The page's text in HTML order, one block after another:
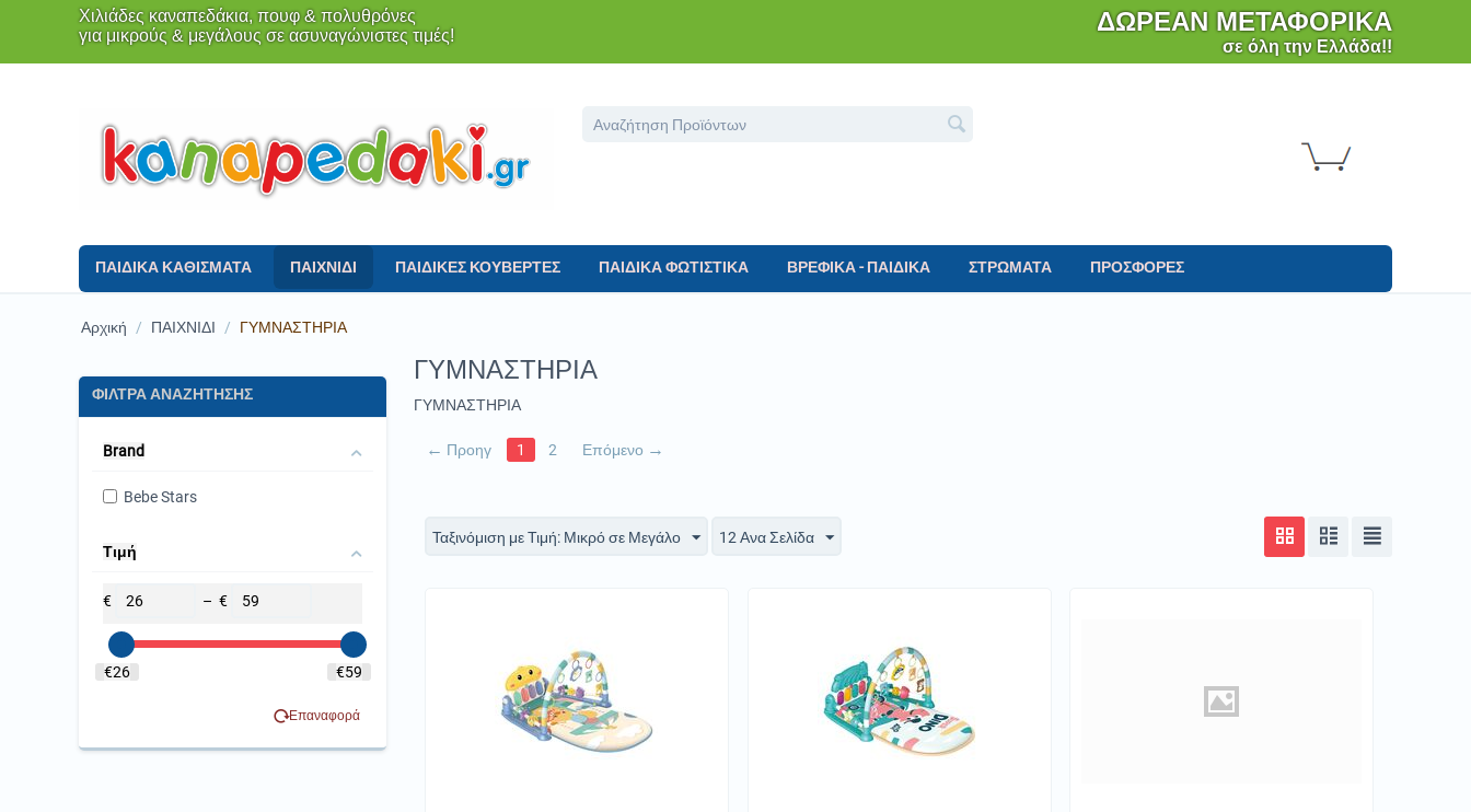
Χιλιάδες καναπεδάκια, πουφ & πολυθρόνες
για μικρούς & μεγάλους σε ασυναγώνιστες τιμές!
ΔΩΡΕΑΝ ΜΕΤΑΦΟΡΙΚΑ
σε όλη την Ελλάδα!!
ΠΑΙΔΙΚΑ ΚΑΘΙΣΜΑΤΑ ΠΑΙΧΝΙΔΙ ΠΑΙΔΙΚΕΣ ΚΟΥΒΕΡΤΕΣ ΠΑΙΔΙΚΑ ΦΩΤΙΣΤΙΚΑ ΒΡΕΦΙΚΑ - ΠΑΙΔΙΚΑ ΣΤΡΩΜΑΤΑ ΠΡΟΣΦΟΡΕΣ
Αρχική / ΠΑΙΧΝΙΔΙ / ΓΥΜΝΑΣΤΗΡΙΑ
ΦΙΛΤΡΑ ΑΝΑΖΗΤΗΣΗΣ
Brand
Bebe Stars
Τιμή
€ – €
‎€26 ‎€59
Επαναφορά
ΓΥΜΝΑΣΤΗΡΙΑ
ΓΥΜΝΑΣΤΗΡΙΑ
Προηγ 1 2 Επόμενο
Ταξινόμιση με Τιμή: Μικρό σε Μεγάλο 12 Ανα Σελίδα